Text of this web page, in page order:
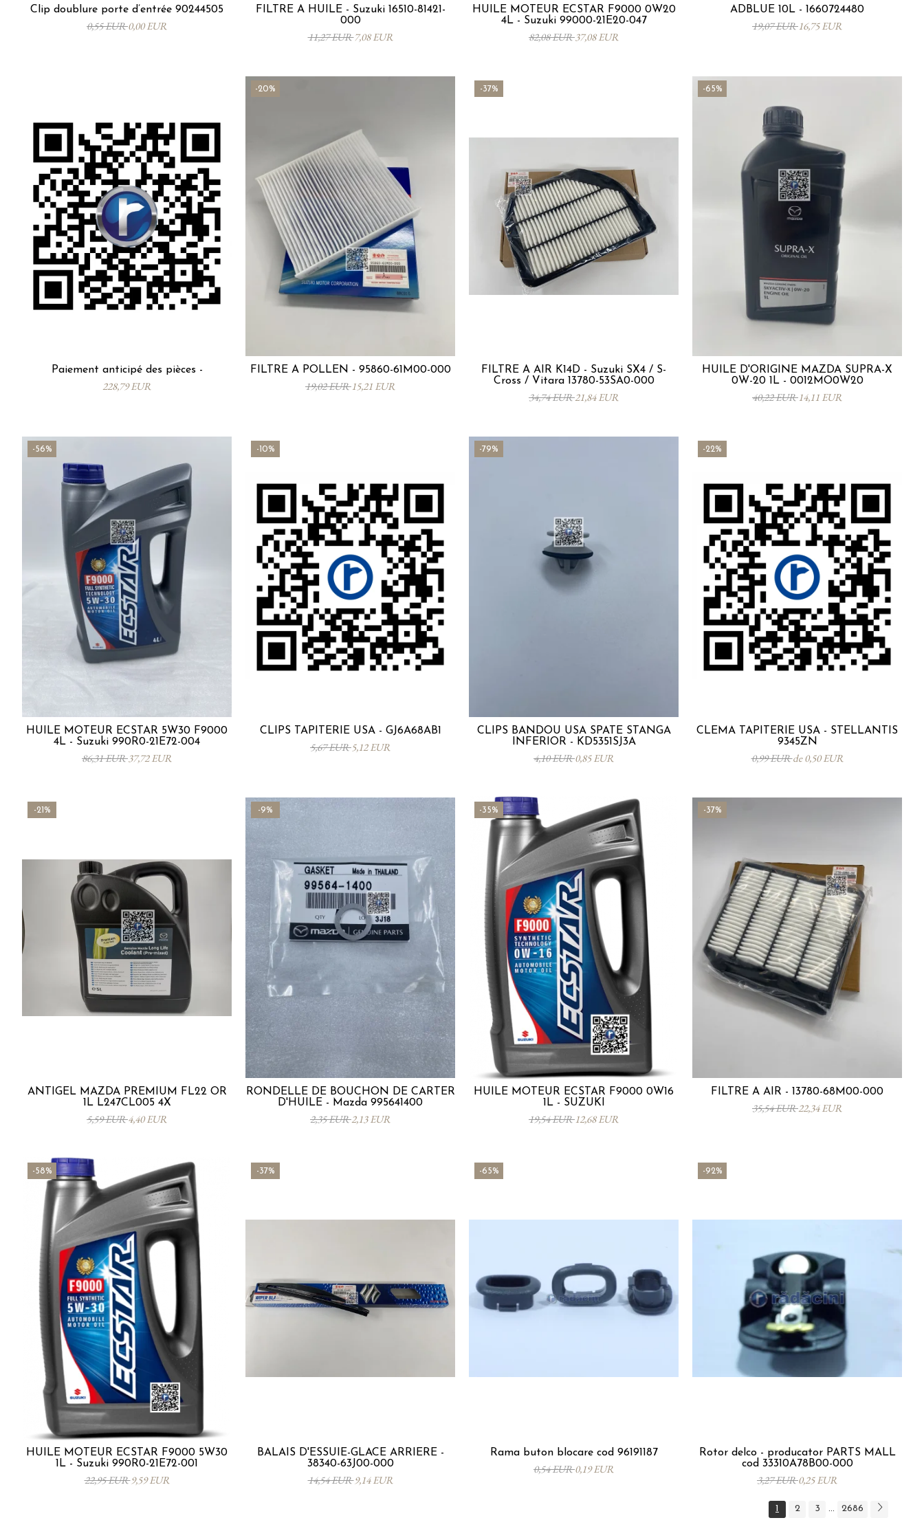
Clip doublure porte d’entrée 90244505
0,55 EUR0,00 EUR
FILTRE À HUILE - Suzuki 16510-81421-
000
11,27 EUR7,08 EUR
HUILE MOTEUR ECSTAR F9000 0W20
4L - Suzuki 99000-21E20-047
82,08 EUR37,08 EUR
ADBLUE 10L - 1660724480
19,07 EUR16,75 EUR
Paiement anticipé des pièces -
228,79 EUR
-20%
FILTRE À POLLEN - 95860-61M00-000
19,02 EUR15,21 EUR
-37%
FILTRE À AIR K14D - Suzuki SX4 / S-
Cross / Vitara 13780-53SA0-000
34,74 EUR21,84 EUR
-65%
HUILE D'ORIGINE MAZDA SUPRA-X
0W-20 1L - 0012MO0W20
40,22 EUR14,11 EUR
-56%
HUILE MOTEUR ECSTAR 5W30 F9000
4L - Suzuki 990R0-21E72-004
86,31 EUR37,72 EUR
-10%
CLIPS TAPITERIE USA - GJ6A68AB1
5,67 EUR5,12 EUR
-79%
CLIPS BANDOU USA SPATE STANGA
INFERIOR - KD5351SJ3A
4,10 EUR0,85 EUR
-22%
CLEMA TAPITERIE USA - STELLANTIS
9345ZN
0,99 EURde 0,50 EUR
-21%
ANTIGEL MAZDA PREMIUM FL22 OR
1L L247CL005 4X
5,59 EUR4,40 EUR
-9%
RONDELLE DE BOUCHON DE CARTER
D'HUILE - Mazda 995641400
2,35 EUR2,13 EUR
-35%
HUILE MOTEUR ECSTAR F9000 0W16
1L - SUZUKI
19,54 EUR12,68 EUR
-37%
FILTRE À AIR - 13780-68M00-000
35,54 EUR22,34 EUR
-58%
HUILE MOTEUR ECSTAR F9000 5W30
1L - Suzuki 990R0-21E72-001
22,95 EUR9,59 EUR
-37%
BALAIS D'ESSUIE-GLACE ARRIÈRE -
38340-63J00-000
14,54 EUR9,14 EUR
-65%
Rama buton blocare cod 96191187
0,54 EUR0,19 EUR
-92%
Rotor delco - producator PARTS MALL
cod 33310A78B00-000
3,27 EUR0,25 EUR
1 2 3 2686